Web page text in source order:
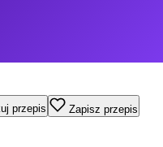
przepis Zapisz przepis